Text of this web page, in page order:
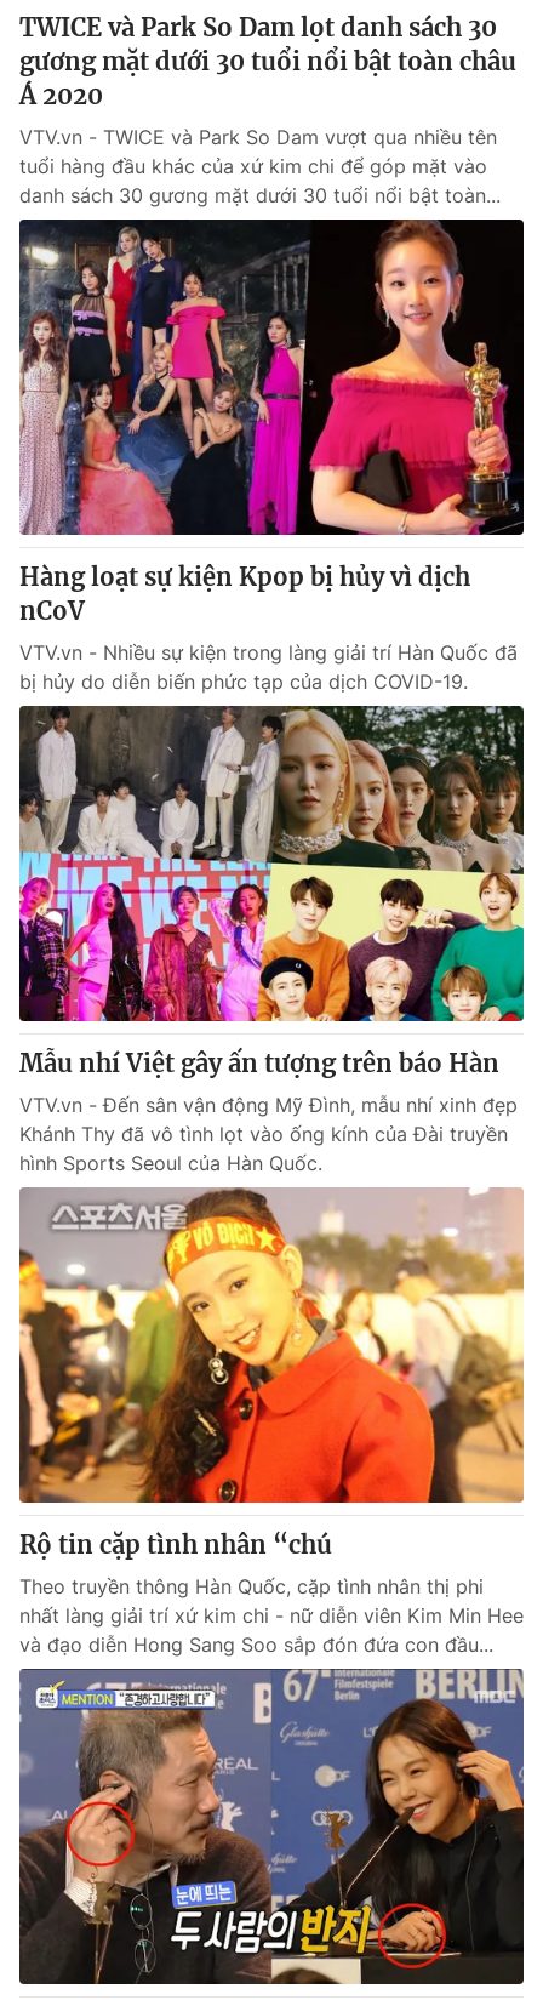
TWICE và Park So Dam lọt danh sách 30
gương mặt dưới 30 tuổi nổi bật toàn châu
Á 2020
VTV.vn - TWICE và Park So Dam vượt qua nhiều tên
tuổi hàng đầu khác của xứ kim chi để góp mặt vào
danh sách 30 gương mặt dưới 30 tuổi nổi bật toàn...
Hàng loạt sự kiện Kpop bị hủy vì dịch
nCoV
VTV.vn - Nhiều sự kiện trong làng giải trí Hàn Quốc đã
bị hủy do diễn biến phức tạp của dịch COVID-19.
Mẫu nhí Việt gây ấn tượng trên báo Hàn
VTV.vn - Đến sân vận động Mỹ Đình, mẫu nhí xinh đẹp
Khánh Thy đã vô tình lọt vào ống kính của Đài truyền
hình Sports Seoul của Hàn Quốc.
Rộ tin cặp tình nhân “chú
Theo truyền thông Hàn Quốc, cặp tình nhân thị phi
nhất làng giải trí xứ kim chi - nữ diễn viên Kim Min Hee
và đạo diễn Hong Sang Soo sắp đón đứa con đầu...